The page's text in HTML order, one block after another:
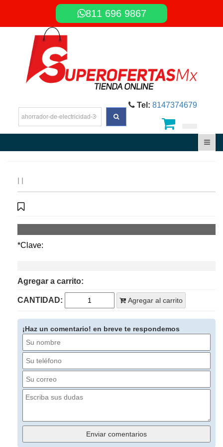
811 696 9867
Tel: 8147374679
| |
*Clave:
Agregar a carrito:
CANTIDAD: Agregar al carrito
¡Haz un comentario! en breve te respondemos